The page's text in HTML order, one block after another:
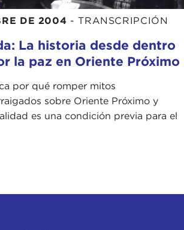
DE 2004 - TRANSCRIPCIÓN
La historia desde dentro
la paz en Oriente Próximo
por qué romper mitos
sobre Oriente Próximo y
es una condición previa para el